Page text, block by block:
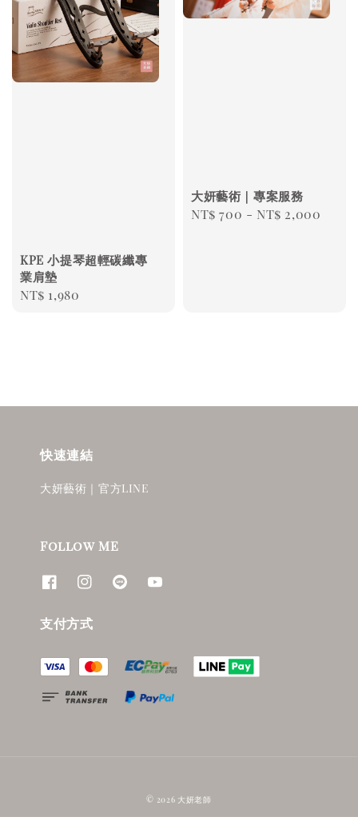
KPE 小提琴超輕碳纖專
業肩墊
Regular
NT$ 1,980
大妍藝術｜專案服務
Regular
NT$ 700 - NT$ 2,000
快速連結
大妍藝術｜官方LINE
Follow ME
支付方式
© 2026 大妍老師